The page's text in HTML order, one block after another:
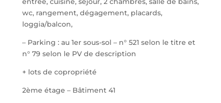
wc, rangement, dégagement, placards,
loggia/balcon,
– Parking : au 1er sous-sol – n° 521 selon le titre et
n° 79 selon le PV de description
+ lots de copropriété
2ème étage – Bâtiment 41